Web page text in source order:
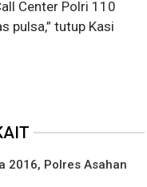
Center Polri 110
pulsa,” tutup Kasi
2016, Polres Asahan